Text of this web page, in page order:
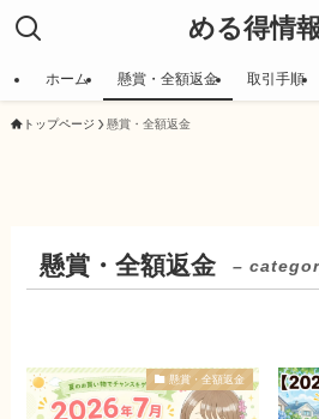
める得情
ホーム 懸賞・全額返金 取引手順
トップページ 懸賞・全額返金
懸賞・全額返金 –
懸賞・全額返金